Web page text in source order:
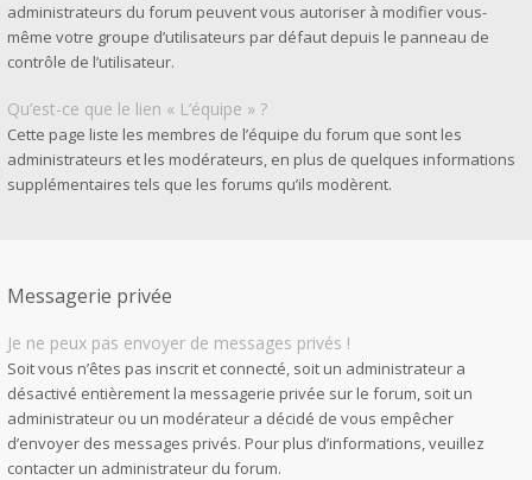
administrateurs du forum peuvent vous autoriser à modifier vous-
même votre groupe d’utilisateurs par défaut depuis le panneau de
contrôle de l’utilisateur.
Qu’est-ce que le lien « L’équipe » ?
Cette page liste les membres de l’équipe du forum que sont les
administrateurs et les modérateurs, en plus de quelques informations
supplémentaires tels que les forums qu’ils modèrent.
Messagerie privée
Je ne peux pas envoyer de messages privés !
Soit vous n’êtes pas inscrit et connecté, soit un administrateur a
désactivé entièrement la messagerie privée sur le forum, soit un
administrateur ou un modérateur a décidé de vous empêcher
d’envoyer des messages privés. Pour plus d’informations, veuillez
contacter un administrateur du forum.